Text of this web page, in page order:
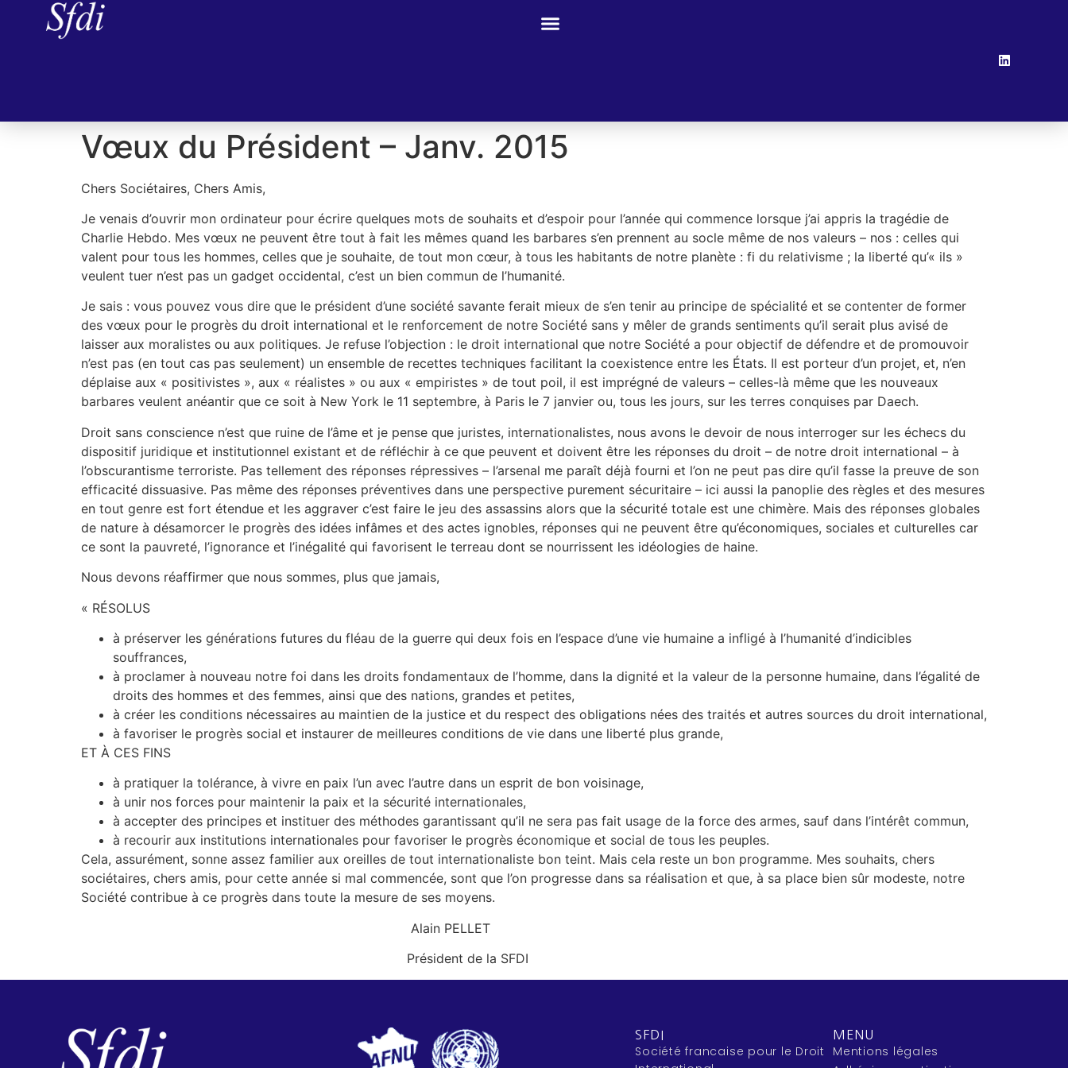
Vœux du Président – Janv. 2015
Chers Sociétaires, Chers Amis,
Je venais d’ouvrir mon ordinateur pour écrire quelques mots de souhaits et d’espoir pour l’année qui commence lorsque j’ai appris la tragédie de
Charlie Hebdo. Mes vœux ne peuvent être tout à fait les mêmes quand les barbares s’en prennent au socle même de nos valeurs – nos : celles qui
valent pour tous les hommes, celles que je souhaite, de tout mon cœur, à tous les habitants de notre planète : fi du relativisme ; la liberté qu’« ils »
veulent tuer n’est pas un gadget occidental, c’est un bien commun de l’humanité.
Je sais : vous pouvez vous dire que le président d’une société savante ferait mieux de s’en tenir au principe de spécialité et se contenter de former
des vœux pour le progrès du droit international et le renforcement de notre Société sans y mêler de grands sentiments qu’il serait plus avisé de
laisser aux moralistes ou aux politiques. Je refuse l’objection : le droit international que notre Société a pour objectif de défendre et de promouvoir
n’est pas (en tout cas pas seulement) un ensemble de recettes techniques facilitant la coexistence entre les États. Il est porteur d’un projet, et, n’en
déplaise aux « positivistes », aux « réalistes » ou aux « empiristes » de tout poil, il est imprégné de valeurs – celles-là même que les nouveaux
barbares veulent anéantir que ce soit à New York le 11 septembre, à Paris le 7 janvier ou, tous les jours, sur les terres conquises par Daech.
Droit sans conscience n’est que ruine de l’âme et je pense que juristes, internationalistes, nous avons le devoir de nous interroger sur les échecs du
dispositif juridique et institutionnel existant et de réfléchir à ce que peuvent et doivent être les réponses du droit – de notre droit international – à
l’obscurantisme terroriste. Pas tellement des réponses répressives – l’arsenal me paraît déjà fourni et l’on ne peut pas dire qu’il fasse la preuve de son
efficacité dissuasive. Pas même des réponses préventives dans une perspective purement sécuritaire – ici aussi la panoplie des règles et des mesures
en tout genre est fort étendue et les aggraver c’est faire le jeu des assassins alors que la sécurité totale est une chimère. Mais des réponses globales
de nature à désamorcer le progrès des idées infâmes et des actes ignobles, réponses qui ne peuvent être qu’économiques, sociales et culturelles car
ce sont la pauvreté, l’ignorance et l’inégalité qui favorisent le terreau dont se nourrissent les idéologies de haine.
Nous devons réaffirmer que nous sommes, plus que jamais,
« RÉSOLUS
à préserver les générations futures du fléau de la guerre qui deux fois en l’espace d’une vie humaine a infligé à l’humanité d’indicibles
souffrances,
à proclamer à nouveau notre foi dans les droits fondamentaux de l’homme, dans la dignité et la valeur de la personne humaine, dans l’égalité de
droits des hommes et des femmes, ainsi que des nations, grandes et petites,
à créer les conditions nécessaires au maintien de la justice et du respect des obligations nées des traités et autres sources du droit international,
à favoriser le progrès social et instaurer de meilleures conditions de vie dans une liberté plus grande,
ET À CES FINS
à pratiquer la tolérance, à vivre en paix l’un avec l’autre dans un esprit de bon voisinage,
à unir nos forces pour maintenir la paix et la sécurité internationales,
à accepter des principes et instituer des méthodes garantissant qu’il ne sera pas fait usage de la force des armes, sauf dans l’intérêt commun,
à recourir aux institutions internationales pour favoriser le progrès économique et social de tous les peuples.
Cela, assurément, sonne assez familier aux oreilles de tout internationaliste bon teint. Mais cela reste un bon programme. Mes souhaits, chers
sociétaires, chers amis, pour cette année si mal commencée, sont que l’on progresse dans sa réalisation et que, à sa place bien sûr modeste, notre
Société contribue à ce progrès dans toute la mesure de ses moyens.
Alain PELLET
Président de la SFDI
SFDI
Société francaise pour le Droit
MENU
Mentions légales